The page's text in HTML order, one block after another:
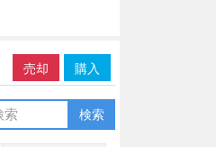
購入
売却
検索